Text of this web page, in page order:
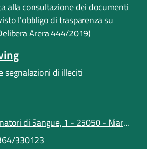
alla consultazione dei documenti
l'obbligo di trasparenza sul
Arera 444/2019)
segnalazioni di illeciti
di Sangue, 1 - 25050 - Niardo (BS)
330123